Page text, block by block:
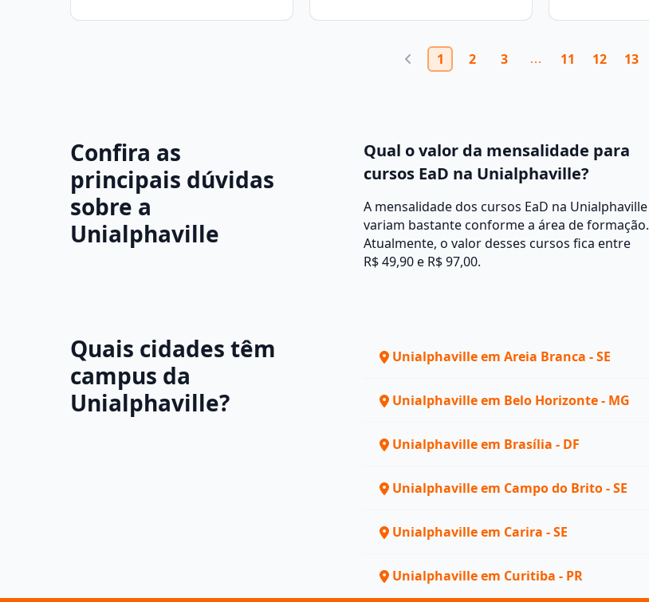
1 2 3 11 12 13
Confira as
principais dúvidas
sobre a
Unialphaville
Qual o valor da mensalidade para
cursos EaD na Unialphaville?
A mensalidade dos cursos EaD na Unialphaville
variam bastante conforme a área de formação.
Atualmente, o valor desses cursos fica entre
R$ 49,90 e R$ 97,00.
Quais cidades têm
campus da
Unialphaville?
Unialphaville em Areia Branca - SE
Unialphaville em Belo Horizonte - MG
Unialphaville em Brasília - DF
Unialphaville em Campo do Brito - SE
Unialphaville em Carira - SE
Unialphaville em Curitiba - PR